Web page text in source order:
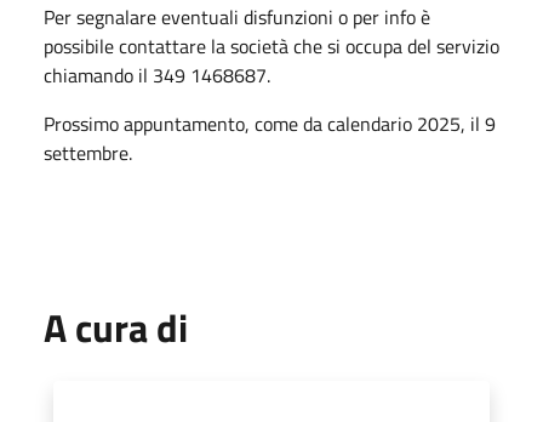
Per segnalare eventuali disfunzioni o per info è
possibile contattare la società che si occupa del servizio
chiamando il 349 1468687.
Prossimo appuntamento, come da calendario 2025, il 9
settembre.
A cura di